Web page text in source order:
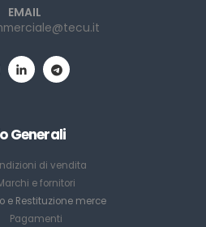
EMAIL
Generali
di vendita
e fornitori
e Restituzione merce
Pagamenti